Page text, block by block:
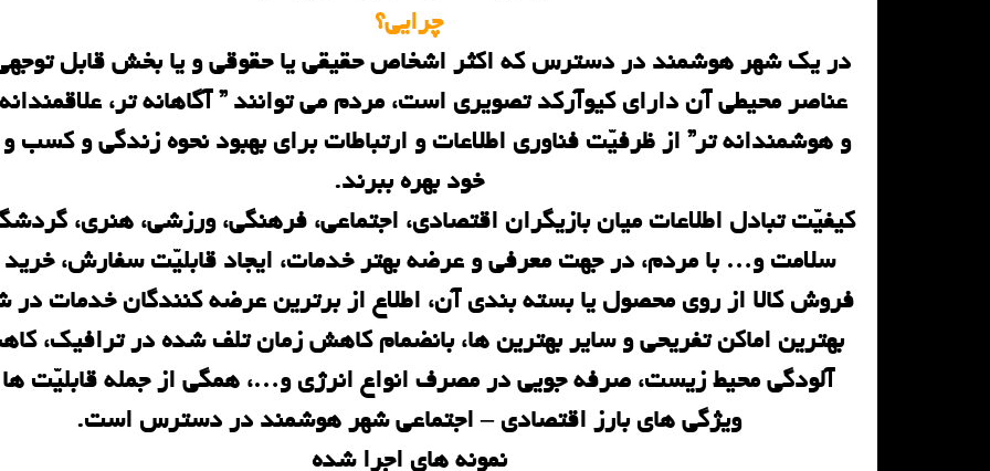
چرایی؟
در یک شهر هوشمند در دسترس که اکثر اشخاص حقیقی یا حقوقی و یا بخش قابل
عناصر محیطی آن دارای کیوآرکد تصویری است، مردم می توانند ” آگاهانه تر،
و هوشمندانه تر” از ظرفیّت فناوری اطلاعات و ارتباطات برای بهبود نحوه زندگی و کسب و
خود بهره ببرند.
کیفیّت تبادل اطلاعات میان بازیگران اقتصادی، اجتماعی، فرهنگی، ورزشی، هنری،
سلامت و… با مردم، در جهت معرفی و عرضه بهتر خدمات، ایجاد قابلیّت سفارش، خرید
فروش کالا از روی محصول یا بسته بندی آن، اطلاع از برترین عرضه کنندگان خدمات در
بهترین اماکن تفریحی و سایر بهترین ها، بانضمام کاهش زمان تلف شده در ترافیک،
آلودگی محیط زیست، صرفه جویی در مصرف انواع انرژی و…، همگی از جمله قابلیّت
ویژگی های بارز اقتصادی – اجتماعی شهر هوشمند در دسترس است.
نمونه های اجرا شده